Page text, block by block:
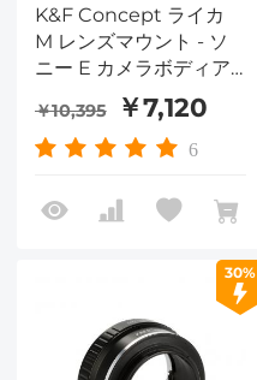
K&F Concept ライカ
M レンズマウント - ソ
ニー E カメラボディア
ダプターリング、マット
ラッカー、L/ME IV
PRO
￥10,395 ￥7,120
6
30%